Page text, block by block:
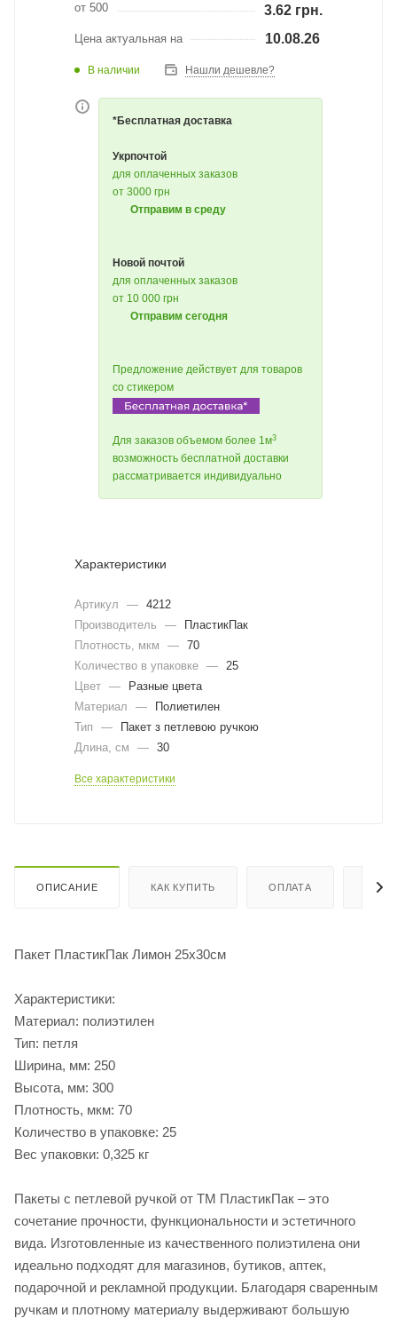
от 500 3.62 грн.
Цена актуальная на 10.08.26
В наличии Нашли дешевле?
*Бесплатная доставка
Укрпочтой
для оплаченных заказов
от 3000 грн
Отправим в среду
Новой почтой
для оплаченных заказов
от 10 000 грн
Отправим сегодня
Предложение действует для товаров
со стикером
Для заказов объемом более 1м3
возможность бесплатной доставки
рассматривается индивидуально
Характеристики
Артикул — 4212
Производитель
—
ПластикПак
Плотность, мкм
— 70
Количество в упаковке —
25
Цвет —
Разные цвета
Материал
—
Полиетилен
Тип
—
Пакет з петлевою ручкою
Длина, cм
— 30
Все характеристики
ОПИСАНИЕ КАК КУПИТЬ ОПЛАТА
Пакет ПластикПак Лимон 25х30см
Характеристики:
Материал: полиэтилен
Тип: петля
Ширина, мм: 250
Высота, мм: 300
Плотность, мкм: 70
Количество в упаковке: 25
Вес упаковки: 0,325 кг
Пакеты с петлевой ручкой от ТМ ПластикПак – это
сочетание прочности, функциональности и эстетичного
вида. Изготовленные из качественного полиэтилена они
идеально подходят для магазинов, бутиков, аптек,
подарочной и рекламной продукции. Благодаря сваренным
ручкам и плотному материалу выдерживают большую